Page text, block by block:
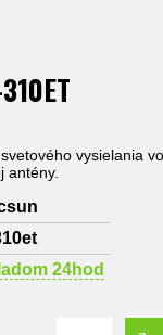
vysielania
antény.
24hod